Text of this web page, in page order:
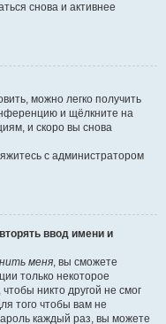
снова и активнее
можно легко получить
и щёлкните на
и скоро вы снова
с администратором
ввод имени и
меня, вы сможете
только некоторое
никто другой не смог
того чтобы вам не
каждый раз, вы можете